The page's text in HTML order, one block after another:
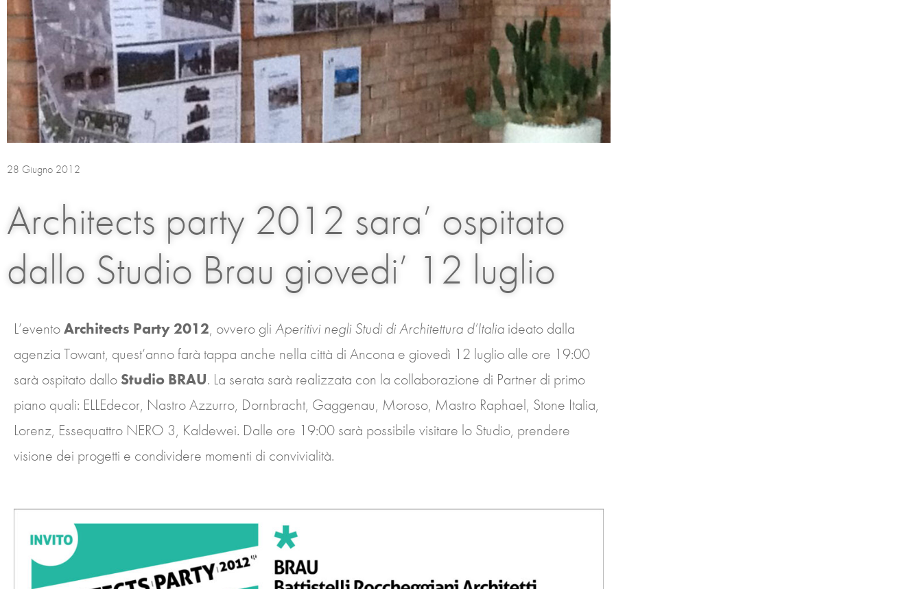
28 Giugno 2012
Architects party 2012 sara’ ospitato
dallo Studio Brau giovedi’ 12 luglio
L’eventoArchitects Party 2012, ovvero gli Aperitivi negli Studi di Architettura d’Italia ideato dalla
agenzia Towant, quest’anno farà tappa anche nella città di Ancona e giovedì 12 luglio alle ore 19:00
sarà ospitato dallo Studio BRAU. La serata sarà realizzata con la collaborazione di Partner di primo
piano quali: ELLEdecor, Nastro Azzurro, Dornbracht, Gaggenau, Moroso, Mastro Raphael, Stone Italia,
Lorenz, Essequattro NERO 3, Kaldewei. Dalle ore 19:00 sarà possibile visitare lo Studio, prendere
visione dei progetti e condividere momenti di convivialità.